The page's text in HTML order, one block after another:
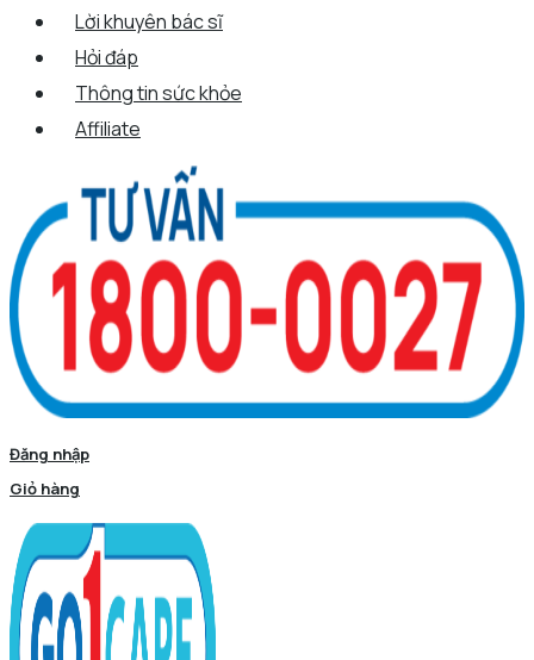
Lời khuyên bác sĩ
Hỏi đáp
Thông tin sức khỏe
Affiliate
Đăng nhập
Giỏ hàng